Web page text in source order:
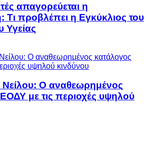
απαγορεύεται η
Τι προβλέπει η Εγκύκλιος του
Υγείας
Νείλου: Ο αναθεωρημένος
με τις περιοχές υψηλού